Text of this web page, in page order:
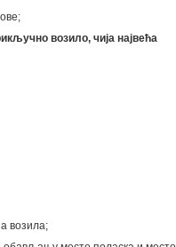
возило, чија највећа
возила;